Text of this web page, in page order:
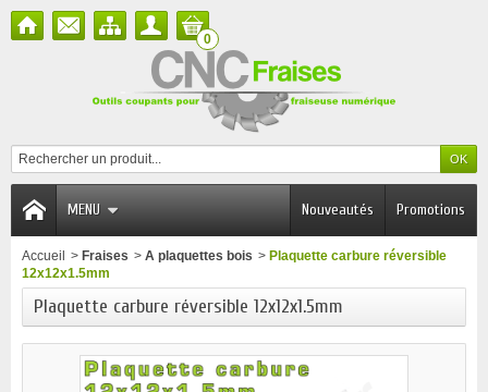
0
MENU Promotions
Nouveautés
Accueil > Fraises > A plaquettes bois > Plaquette carbure réversible
12x12x1.5mm
Plaquette carbure réversible 12x12x1.5mm